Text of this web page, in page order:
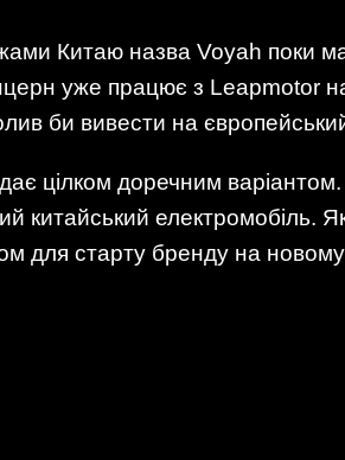
Китаю назва Voyah поки
уже працює з Leapmotor
би вивести на
цілком доречним
китайський
для старту бренду на